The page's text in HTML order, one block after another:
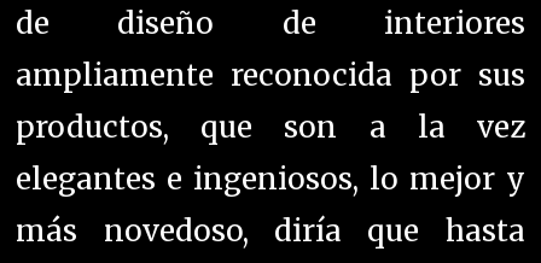
de diseño de interiores
ampliamente reconocida por sus
productos, que son a la vez
elegantes e ingeniosos, lo mejor y
más novedoso, diría que hasta